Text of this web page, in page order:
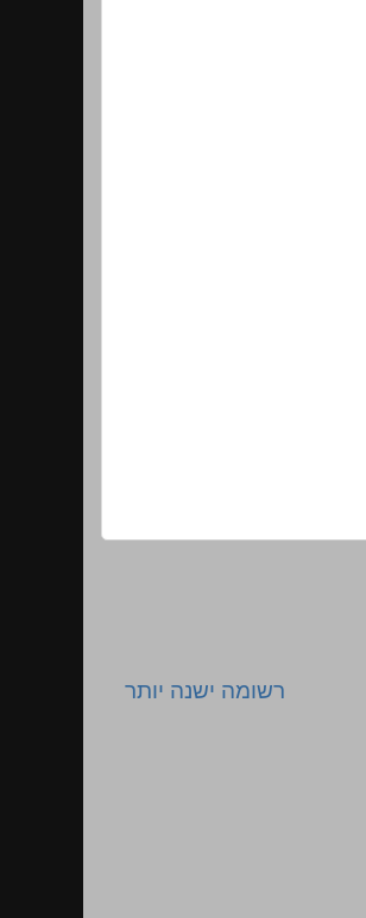
רשומה ישנה יותר